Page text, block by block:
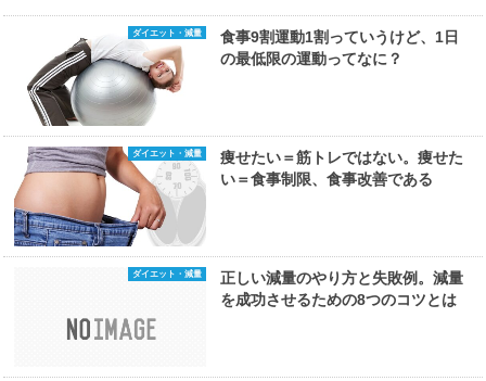
ダイエット・減量
食事9割運動1割っていうけど、1日
の最低限の運動ってなに？
ダイエット・減量
痩せたい＝筋トレではない。痩せた
い＝食事制限、食事改善である
ダイエット・減量
正しい減量のやり方と失敗例。減量
を成功させるための8つのコツとは